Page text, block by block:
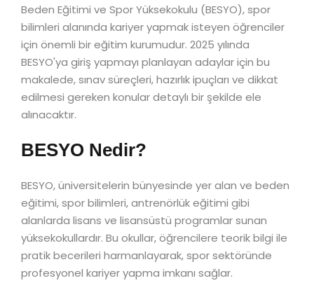
Beden Eğitimi ve Spor Yüksekokulu (BESYO), spor
bilimleri alanında kariyer yapmak isteyen öğrenciler
için önemli bir eğitim kurumudur. 2025 yılında
BESYO'ya giriş yapmayı planlayan adaylar için bu
makalede, sınav süreçleri, hazırlık ipuçları ve dikkat
edilmesi gereken konular detaylı bir şekilde ele
alınacaktır.
BESYO Nedir?
BESYO, üniversitelerin bünyesinde yer alan ve beden
eğitimi, spor bilimleri, antrenörlük eğitimi gibi
alanlarda lisans ve lisansüstü programlar sunan
yüksekokullardır. Bu okullar, öğrencilere teorik bilgi ile
pratik becerileri harmanlayarak, spor sektöründe
profesyonel kariyer yapma imkanı sağlar.